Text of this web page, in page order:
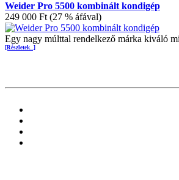
Weider Pro 5500 kombinált kondigép
249 000 Ft (27 % áfával)
Egy nagy múlttal rendelkező márka kiváló
[Részletek...]